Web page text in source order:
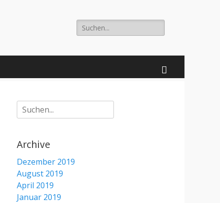
Suche
nach:
Suche
nach:
Archive
Dezember 2019
August 2019
April 2019
Januar 2019